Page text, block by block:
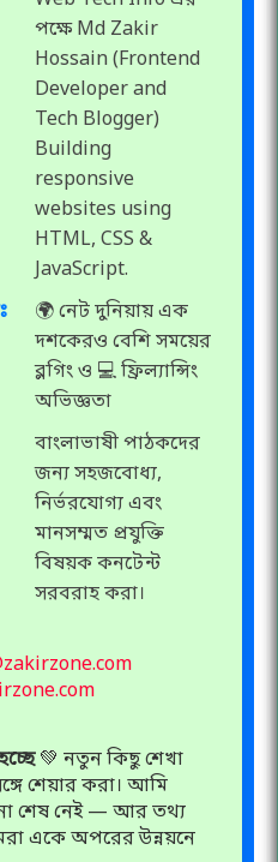
পক্ষে Md Zakir
Hossain (Frontend
Developer and
Tech Blogger)
Building
responsive
websites using
HTML, CSS &
JavaScript.
🌍 নেট দুনিয়ায় এক
দশকেরও বেশি সময়ের
ব্লগিং ও 💻 ফ্রিল্যান্সিং
অভিজ্ঞতা
বাংলাভাষী পাঠকদের
জন্য সহজবোধ্য,
নির্ভরযোগ্য এবং
মানসম্মত প্রযুক্তি
বিষয়ক কনটেন্ট
সরবরাহ করা।
💚 নতুন কিছু শেখা
শেয়ার করা। আমি
শেষ নেই — আর তথ্য
একে অপরের উন্নয়নে